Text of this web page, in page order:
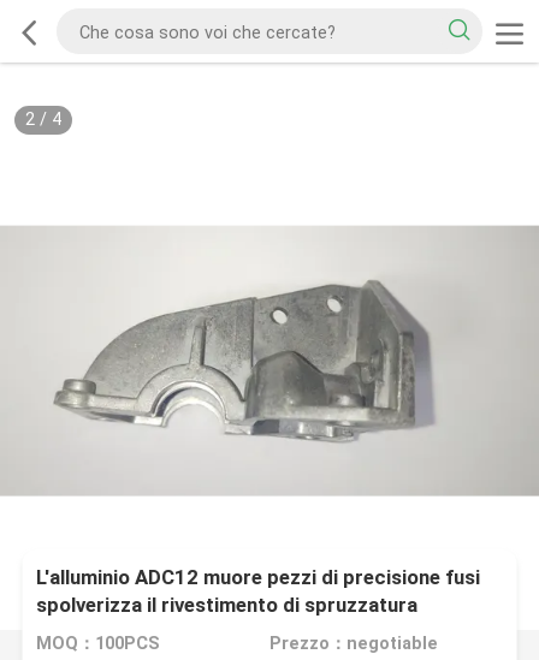
2/ 4
L'alluminio ADC12 muore pezzi di precisione fusi
spolverizza il rivestimento di spruzzatura
MOQ：100PCS Prezzo：negotiable